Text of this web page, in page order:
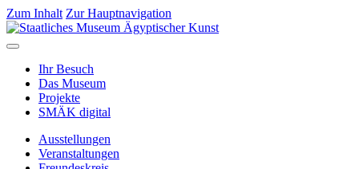
Zum Inhalt Zur Hauptnavigation
Ihr Besuch
Das Museum
Projekte
SMÄK digital
Ausstellungen
Veranstaltungen